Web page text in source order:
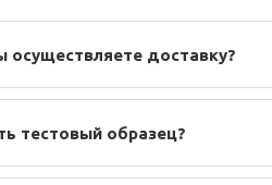
осуществляете доставку?
тестовый образец?